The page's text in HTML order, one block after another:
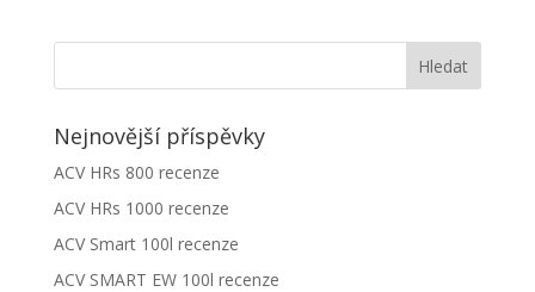
Nejnovější příspěvky
ACV HRs 800 recenze
ACV HRs 1000 recenze
ACV Smart 100l recenze
ACV SMART EW 100l recenze